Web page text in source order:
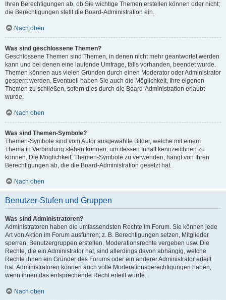
Ihren Berechtigungen ab, ob Sie wichtige Themen erstellen können oder nicht;
die Berechtigungen stellt die Board-Administration ein.
Nach oben
Was sind geschlossene Themen?
Geschlossene Themen sind Themen, in denen nicht mehr geantwortet werden
kann und bei denen eine laufende Umfrage, falls vorhanden, beendet wurde.
Themen können aus vielen Gründen durch einen Moderator oder Administrator
gesperrt werden. Eventuell haben Sie auch die Möglichkeit, Ihre eigenen
Themen zu schließen, sofern dies durch die Board-Administration erlaubt
wurde.
Nach oben
Was sind Themen-Symbole?
Themen-Symbole sind vom Autor ausgewählte Bilder, welche mit einem
Thema in Verbindung stehen können, um dessen Inhalt kennzeichnen zu
können. Die Möglichkeit, Themen-Symbole zu verwenden, hängt von Ihren
Berechtigungen ab, die die Board-Administration gesetzt hat.
Nach oben
Benutzer-Stufen und Gruppen
Was sind Administratoren?
Administratoren haben die umfassendsten Rechte im Forum. Sie können jede
Art von Aktion im Forum ausführen; z. B. Berechtigungen setzen, Mitglieder
sperren, Benutzergruppen erstellen, Moderationsrechte vergeben usw. Die
Rechte, die ein Administrator hat, sind allerdings davon abhängig, welche
Rechte ihnen ein Gründer des Forums oder ein anderer Administrator erteilt
hat. Administratoren können auch volle Moderationsberechtigungen haben,
wenn ihnen das entsprechende Recht erteilt wurde.
Nach oben